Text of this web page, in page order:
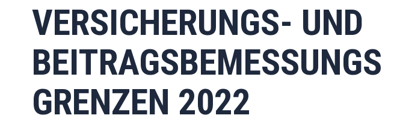
VERSICHERUNGS- UND
BEITRAGSBEMESSUNGS
GRENZEN 2022